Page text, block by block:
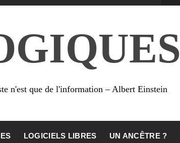
n'est que de l'information – Albert Einstein
LOGICIELS LIBRES UN ANCÊTRE ?